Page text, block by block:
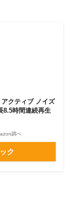
クティブ ノイズ
8.5時間連続再生
調べ
ク